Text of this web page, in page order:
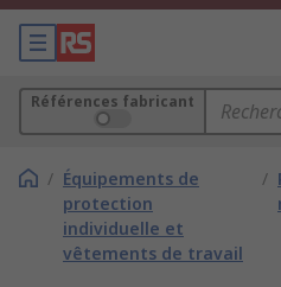
Références fabricant
/ Équipements de
protection
individuelle et
vêtements de travail
/